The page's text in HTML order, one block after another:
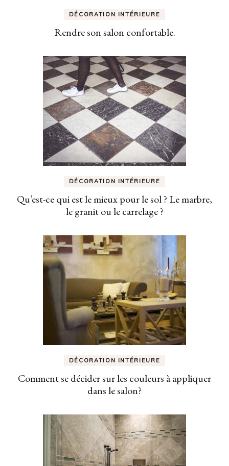
DÉCORATION INTÉRIEURE
Rendre son salon confortable.
DÉCORATION INTÉRIEURE
Qu’est-ce qui est le mieux pour le sol ? Le marbre,
le granit ou le carrelage ?
DÉCORATION INTÉRIEURE
Comment se décider sur les couleurs à appliquer
dans le salon?